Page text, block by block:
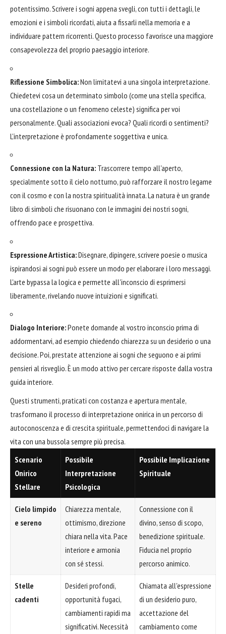
potentissimo. Scrivere i sogni appena svegli, con tutti i dettagli, le
emozioni e i simboli ricordati, aiuta a fissarli nella memoria e a
individuare pattern ricorrenti. Questo processo favorisce una maggiore
consapevolezza del proprio paesaggio interiore.
Riflessione Simbolica:Non limitatevi a una singola interpretazione.
Chiedetevi cosa un determinato simbolo (come una stella specifica,
una costellazione o un fenomeno celeste) significa per voi
personalmente. Quali associazioni evoca? Quali ricordi o sentimenti?
L'interpretazione è profondamente soggettiva e unica.
Connessione con la Natura: Trascorrere tempo all'aperto,
specialmente sotto il cielo notturno, può rafforzare il nostro legame
con il cosmo e con la nostra spiritualità innata. La natura è un grande
libro di simboli che risuonano con le immagini dei nostri sogni,
offrendo pace e prospettiva.
Espressione Artistica:Disegnare, dipingere, scrivere poesie o musica
ispirandosi ai sogni può essere un modo per elaborare i loro messaggi.
L'arte bypassa la logica e permette all'inconscio di esprimersi
liberamente, rivelando nuove intuizioni e significati.
Dialogo Interiore:Ponete domande al vostro inconscio prima di
addormentarvi, ad esempio chiedendo chiarezza su un desiderio o una
decisione. Poi, prestate attenzione ai sogni che seguono e ai primi
pensieri al risveglio. È un modo attivo per cercare risposte dalla vostra
guida interiore.
Questi strumenti, praticati con costanza e apertura mentale,
trasformano il processo di interpretazione onirica in un percorso di
autoconoscenza e di crescita spirituale, permettendoci di navigare la
vita con una bussola sempre più precisa.
Scenario
Onirico
Stellare
Possibile
Interpretazione
Psicologica
Possibile Implicazione
Spirituale
Cielo limpido
e sereno
Chiarezza mentale,
ottimismo, direzione
chiara nella vita. Pace
interiore e armonia
con sé stessi.
Connessione con il
divino, senso di scopo,
benedizione spirituale.
Fiducia nel proprio
percorso animico.
Stelle
cadenti
Desideri profondi,
opportunità fugaci,
cambiamenti rapidi ma
significativi. Necessità
Chiamata all'espressione
di un desiderio puro,
accettazione del
cambiamento come